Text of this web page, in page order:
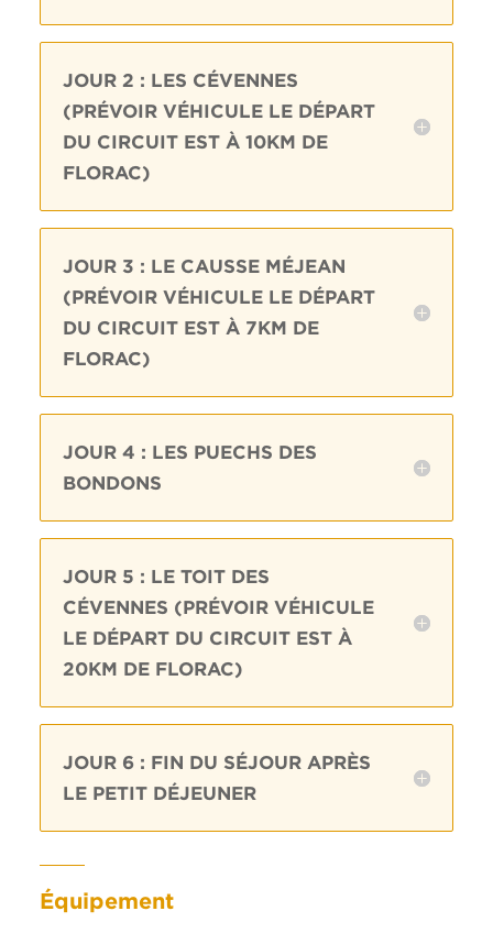
JOUR 2 : LES CÉVENNES
(PRÉVOIR VÉHICULE LE DÉPART
DU CIRCUIT EST À 10KM DE
FLORAC)
JOUR 3 : LE CAUSSE MÉJEAN
(PRÉVOIR VÉHICULE LE DÉPART
DU CIRCUIT EST À 7KM DE
FLORAC)
JOUR 4 : LES PUECHS DES
BONDONS
JOUR 5 : LE TOIT DES
CÉVENNES (PRÉVOIR VÉHICULE
LE DÉPART DU CIRCUIT EST À
20KM DE FLORAC)
JOUR 6 : FIN DU SÉJOUR APRÈS
LE PETIT DÉJEUNER
Équipement